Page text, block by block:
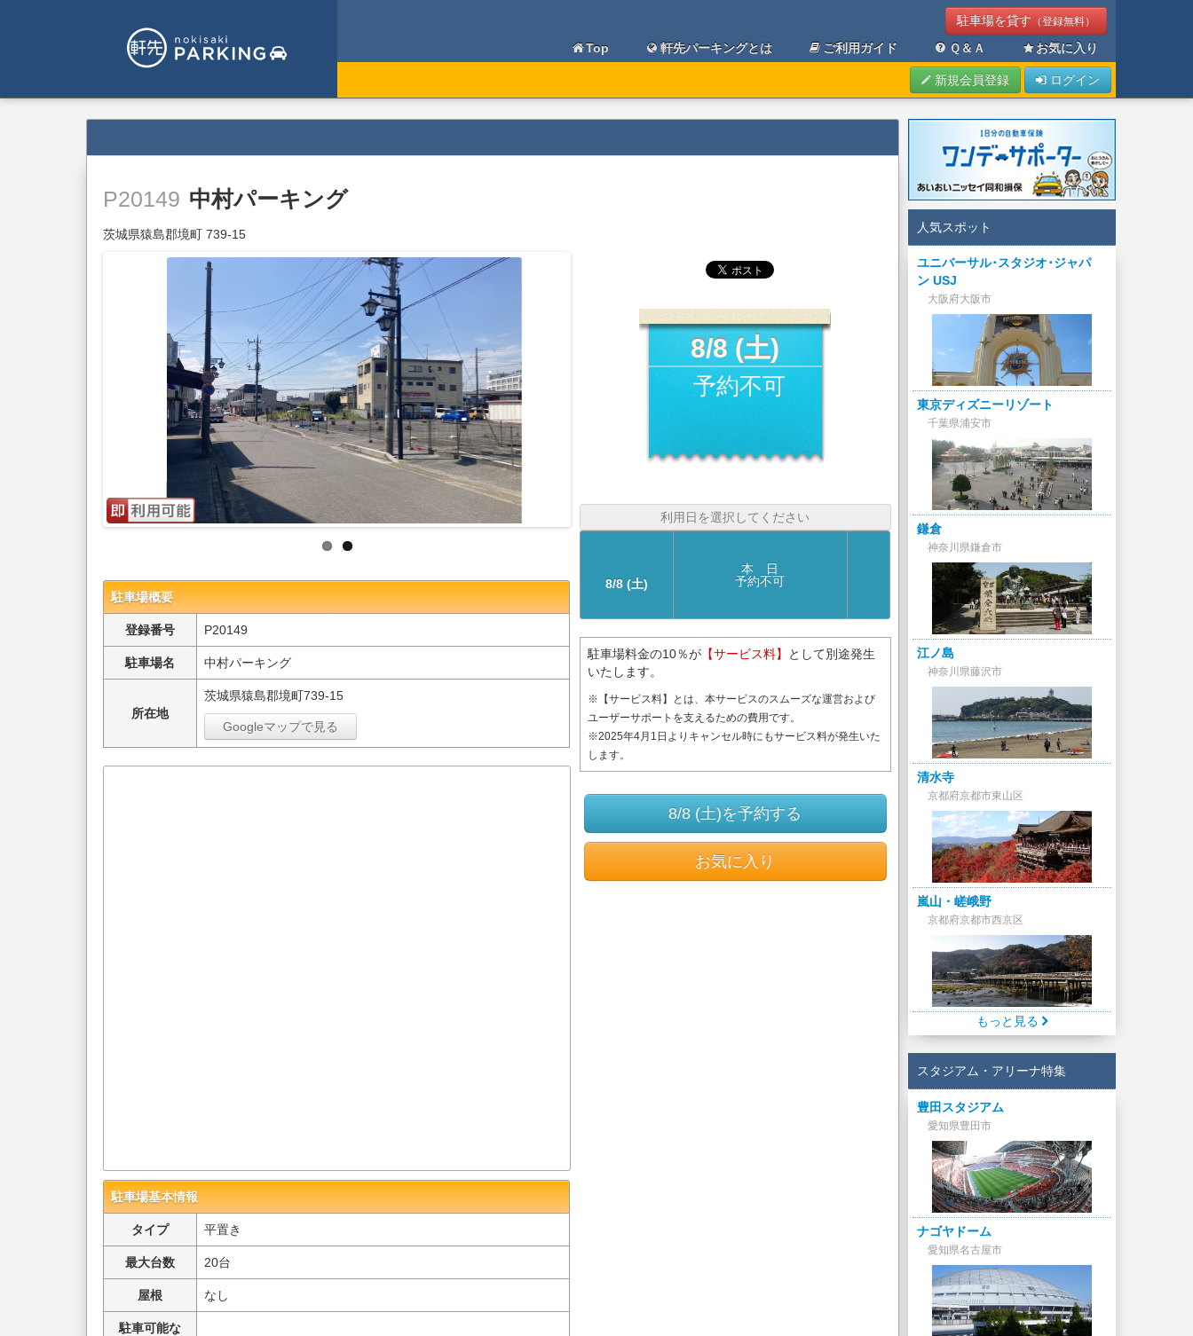
駐車場を貸す （登録無料）
Top 軒先パーキングとは ご利用ガイド Ｑ＆Ａ お気に入り
新規会員登録 ログイン
P20149 中村パーキング
茨城県猿島郡境町 739-15
駐車場概要
登録番号 P20149
駐車場名 中村パーキング
所在地
茨城県猿島郡境町739-15
Googleマップで見る
駐車場基本情報
タイプ 平置き
最大台数 20台
屋根 なし
駐車可能な
8/8 (土)
予約不可
利用日を選択してください
8/8 (土)
本 日
予約不可
駐車場料金の10％が【サービス料】
として別途発生
いたします。
※【サービス料】とは、本サービスのスムーズな運営および
ユーザーサポートを支えるための費用です。
※2025年4月1日よりキャンセル時にもサービス料が発生いた
します。
8/8 (土)を予約する
お気に入り
人気スポット
ユニバーサル･スタジオ･ジャパ
ン USJ
大阪府大阪市
東京ディズニーリゾート
千葉県浦安市
鎌倉
神奈川県鎌倉市
江ノ島
神奈川県藤沢市
清水寺
京都府京都市東山区
嵐山・嵯峨野
京都府京都市西京区
もっと見る
スタジアム・アリーナ特集
豊田スタジアム
愛知県豊田市
ナゴヤドーム
愛知県名古屋市